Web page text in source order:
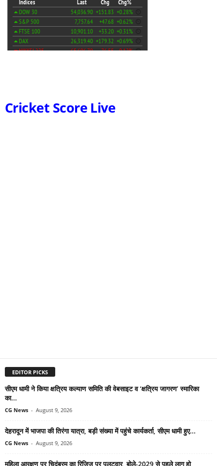
Cricket Score Live
EDITOR PICKS
सीएम धामी ने किया क्षत्रिय कल्याण समिति की वेबसाइट व ‘क्षत्रिय जागरण’ स्मारिका
का...
CG News - August 9, 2026
देहरादून में भाजपा की तिरंगा यात्रा, बड़ी संख्या में पहुंचे कार्यकर्ता, सीएम धामी हुए...
CG News - August 9, 2026
महिला आरक्षण पर चिदंबरम का रिजिजू पर पलटवार, बोले-2029 से पहले लागू हो